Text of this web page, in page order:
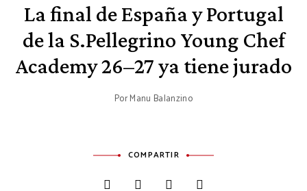
La final de España y Portugal
de la S.Pellegrino Young Chef
Academy 26–27 ya tiene jurado
PorManu Balanzino
COMPARTIR